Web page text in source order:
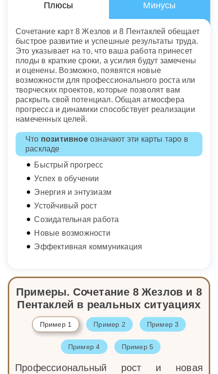
Плюсы Минусы
Сочетание карт 8 Жезлов и 8 Пентаклей обещает
быстрое развитие и успешные результаты труда.
Это указывает на то, что ваша работа принесет
плоды в краткие сроки, а усилия будут замечены
и оценены. Возможно, появятся новые
возможности для профессионального роста или
творческих проектов, которые позволят вам
раскрыть свой потенциал. Общая атмосфера
прогресса и динамики способствует реализации
намеченных целей.
Что позитивноеозначают эти карты таро в
раскладе
Быстрый прогресс
Успех в обучении
Энергия и энтузиазм
Устойчивый рост
Созидательная работа
Новые возможности
Эффективная коммуникация
Примеры. Сочетание 8 Жезлов и 8
Пентаклей в реальных ситуациях
Пример 1 Пример 2 Пример 3
Пример 4 Пример 5
Профессиональный рост и новая